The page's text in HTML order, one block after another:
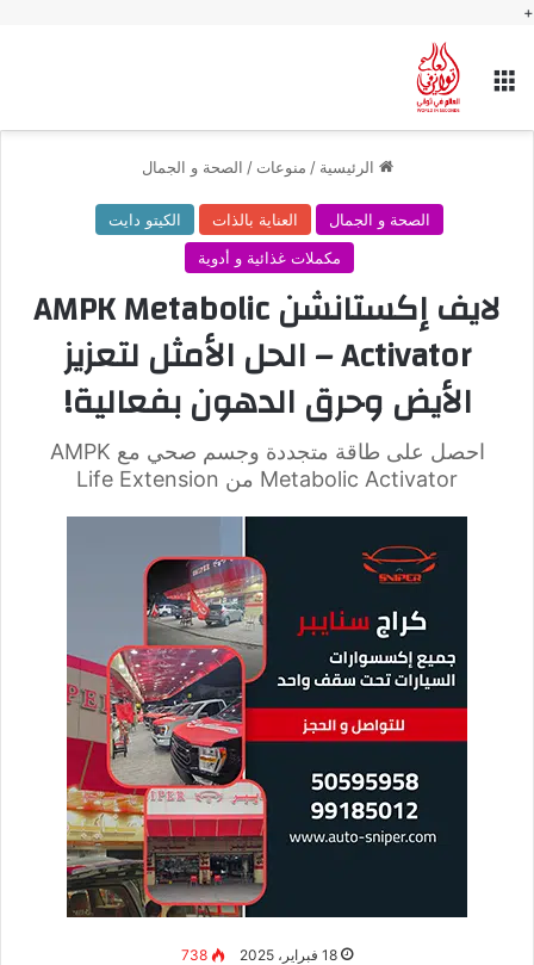
+
القائمة
الرئيسية / منوعات / الصحة و الجمال
الصحة و الجمال العناية بالذات
الكيتو دايت
مكملات غذائية و أدوية
لايف إكستانشن AMPK Metabolic
Activator – الحل الأمثل لتعزيز
الأيض وحرق الدهون بفعالية!
احصل على طاقة متجددة وجسم صحي مع AMPK
Metabolic Activator من Life Extension
18 فبراير، 2025 738